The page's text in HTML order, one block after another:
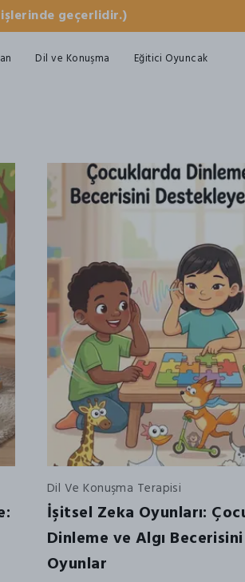
geçerlidir.)
Dil ve Konuşma
Eğitici Oyuncak
Dil Ve Konuşma Terapisi
İşitsel Zeka Oyunları:
Dinleme ve Algı
Oyunlar